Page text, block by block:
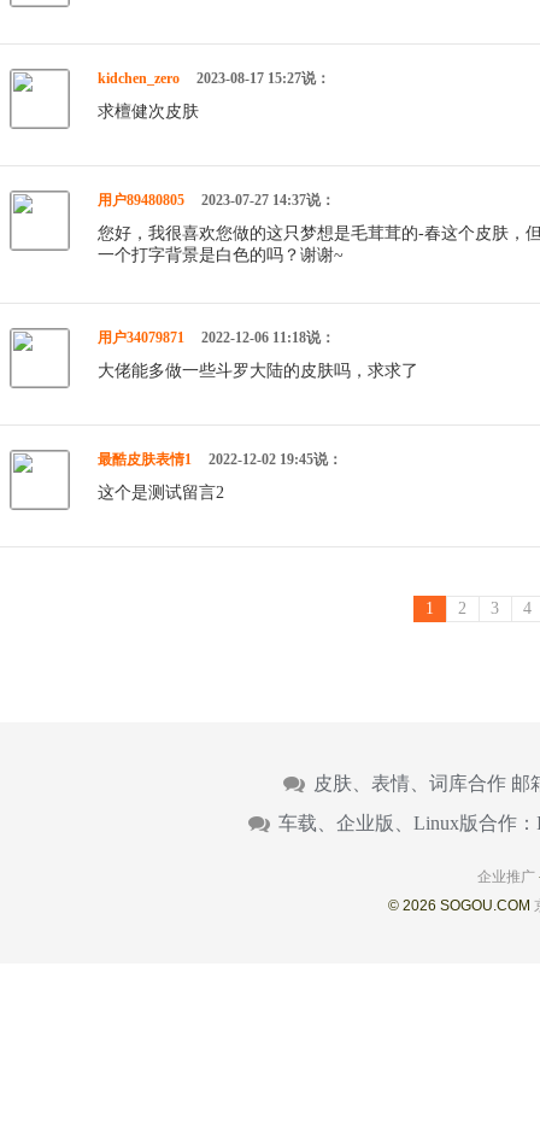
kidchen_zero 2023-08-17 15:27说：
求檀健次皮肤
用户89480805 2023-07-27 14:37说：
您好，我很喜欢您做的这只梦想是毛茸茸的-春这个皮肤，
一个打字背景是白色的吗？谢谢~
用户34079871 2022-12-06 11:18说：
大佬能多做一些斗罗大陆的皮肤吗，求求了
最酷皮肤表情1 2022-12-02 19:45说：
这个是测试留言2
1 2 3 4
皮肤、表情、词库合作 邮
车载、企业版、Linux版合作：
企业推广
© 2026 SOGOU.COM